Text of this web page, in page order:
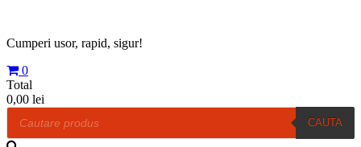
content
Cumperi usor, rapid, sigur!
0
Total
0,00 lei
Products
search
CAUTA